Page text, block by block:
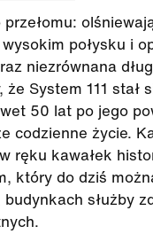
przełomu:
połysku i
niezrównana
że System 111 stał
50 lat po jego
codzienne życie.
ręku kawałek
który do dziś
służby